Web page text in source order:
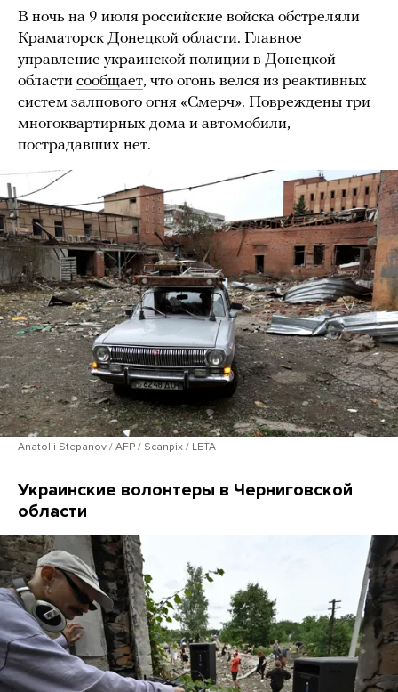
В ночь на 9 июля российские войска обстреляли
Краматорск Донецкой области. Главное
управление украинской полиции в Донецкой
области сообщает, что огонь велся из реактивных
систем залпового огня «Смерч». Повреждены три
многоквартирных дома и автомобили,
пострадавших нет.
Anatolii Stepanov / AFP / Scanpix / LETA
Украинские волонтеры в Черниговской
области